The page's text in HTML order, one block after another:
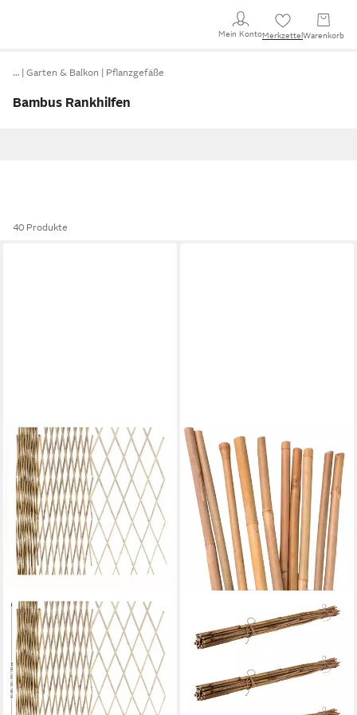
Mein KontoMerkzettel Warenkorb
… Garten & Balkon Pflanzgefäße
Bambus Rankhilfen
40 Produkte